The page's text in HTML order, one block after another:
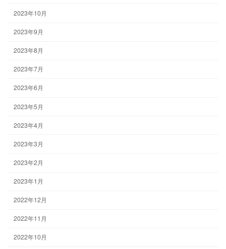
2023年10月
2023年9月
2023年8月
2023年7月
2023年6月
2023年5月
2023年4月
2023年3月
2023年2月
2023年1月
2022年12月
2022年11月
2022年10月